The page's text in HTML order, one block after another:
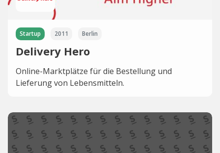
Startup 2011 Berlin
Delivery Hero
Online-Marktplätze für die Bestellung und
Lieferung von Lebensmitteln.